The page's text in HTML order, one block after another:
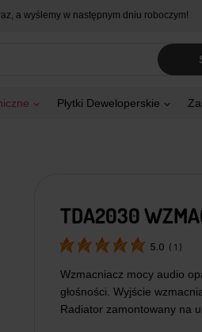
a wyślemy w następnym dniu roboczym!
Płytki Deweloperskie
TDA2030
5.0 ( 1 )
Wzmacniacz mocy audio
głośności. Wyjście
Radiator zamontowany na